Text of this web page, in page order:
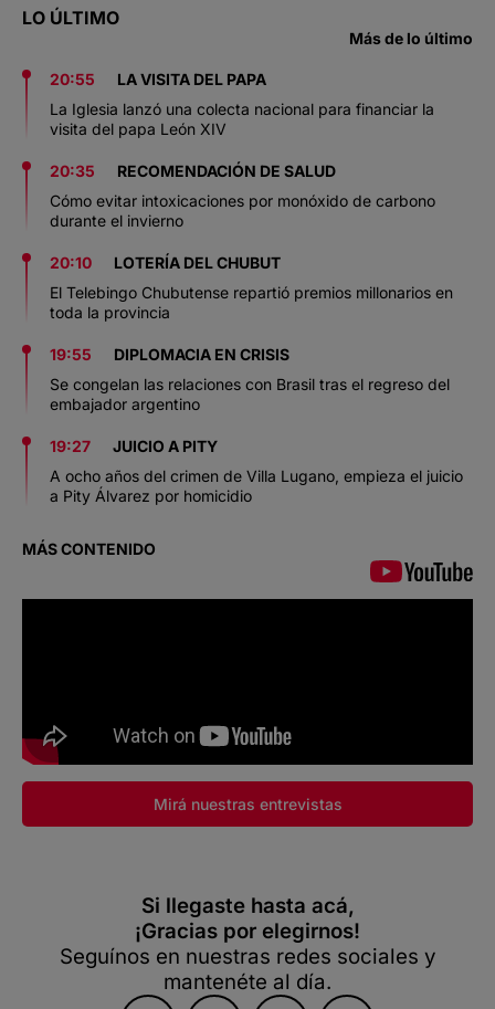
LO ÚLTIMO
Más de lo último
20:55
LA VISITA DEL PAPA
La Iglesia lanzó una colecta nacional para financiar la
visita del papa León XIV
20:35
RECOMENDACIÓN DE SALUD
Cómo evitar intoxicaciones por monóxido de carbono
durante el invierno
20:10
LOTERÍA DEL CHUBUT
El Telebingo Chubutense repartió premios millonarios en
toda la provincia
19:55
DIPLOMACIA EN CRISIS
Se congelan las relaciones con Brasil tras el regreso del
embajador argentino
19:27
JUICIO A PITY
A ocho años del crimen de Villa Lugano, empieza el juicio
a Pity Álvarez por homicidio
MÁS CONTENIDO
Mirá nuestras entrevistas
Si llegaste hasta acá,
¡Gracias por elegirnos!
Seguínos en nuestras redes sociales y
mantenéte al día.